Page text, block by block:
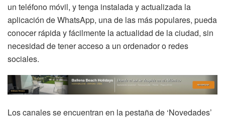
un teléfono móvil, y tenga instalada y actualizada la
aplicación de WhatsApp, una de las más populares, pueda
conocer rápida y fácilmente la actualidad de la ciudad, sin
necesidad de tener acceso a un ordenador o redes
sociales.
Los canales se encuentran en la pestaña de ‘Novedades’